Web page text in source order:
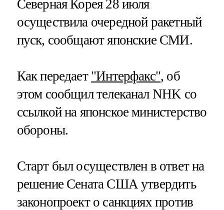
Северная Корея 28 июля
осуществила очередной ракетный
пуск, сообщают японские СМИ.
Как передает "Интерфакс", об
этом сообщил телеканал NHK со
ссылкой на японское министерство
обороны.
Старт был осуществлен в ответ на
решение Сената США утвердить
законопроект о санкциях против